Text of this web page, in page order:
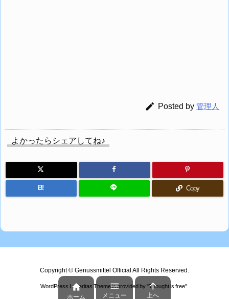
 Posted by 管理人
よかったらシェアしてね♪
B! Copy
Copyright © Genussmittel Official All Rights Reserved.
WordPress Luxeritas Theme is provided by "Thought is free".

ホーム

メニュー

上へ